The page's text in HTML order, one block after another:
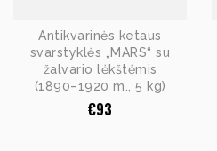
Antikvarinės ketaus
svarstyklės „MARS“ su
žalvario lėkštėmis
(1890–1920 m., 5 kg)
€93